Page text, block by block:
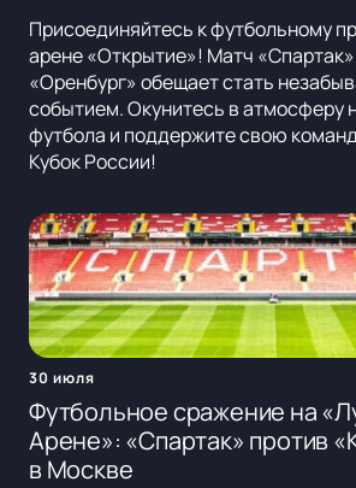
Присоединяйтесь к футбольному
арене «Открытие»! Матч
«Оренбург» обещает стать
событием. Окунитесь в атмосферу
футбола и поддержите свою
Кубок России!
30 июля
Футбольное сражение на
Арене»: «Спартак» против
в Москве